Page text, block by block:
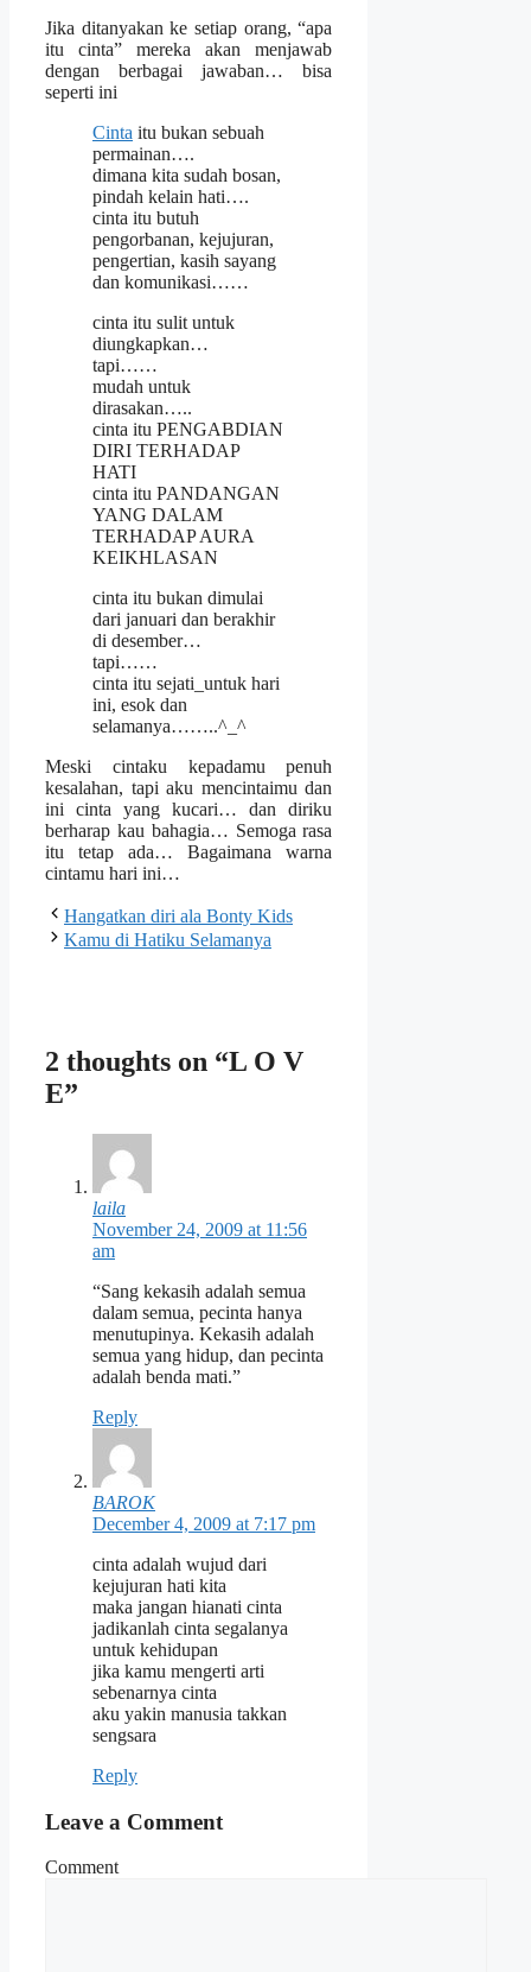
Jika ditanyakan ke setiap orang, “apa
itu cinta” mereka akan menjawab
dengan berbagai jawaban… bisa
seperti ini
Cinta itu bukan sebuah
permainan….
dimana kita sudah bosan,
pindah kelain hati….
cinta itu butuh
pengorbanan, kejujuran,
pengertian, kasih sayang
dan komunikasi……
cinta itu sulit untuk
diungkapkan…
tapi……
mudah untuk
dirasakan…..
cinta itu PENGABDIAN
DIRI TERHADAP
HATI
cinta itu PANDANGAN
YANG DALAM
TERHADAP AURA
KEIKHLASAN
cinta itu bukan dimulai
dari januari dan berakhir
di desember…
tapi……
cinta itu sejati_untuk hari
ini, esok dan
selamanya……..^_^
Meski cintaku kepadamu penuh
kesalahan, tapi aku mencintaimu dan
ini cinta yang kucari… dan diriku
berharap kau bahagia… Semoga rasa
itu tetap ada… Bagaimana warna
cintamu hari ini…
Hangatkan diri ala Bonty Kids
Kamu di Hatiku Selamanya
2 thoughts on “L O V
E”
laila
November 24, 2009 at 11:56
am
“Sang kekasih adalah semua
dalam semua, pecinta hanya
menutupinya. Kekasih adalah
semua yang hidup, dan pecinta
adalah benda mati.”
Reply
BAROK
December 4, 2009 at 7:17 pm
cinta adalah wujud dari
kejujuran hati kita
maka jangan hianati cinta
jadikanlah cinta segalanya
untuk kehidupan
jika kamu mengerti arti
sebenarnya cinta
aku yakin manusia takkan
sengsara
Reply
Leave a Comment
Comment